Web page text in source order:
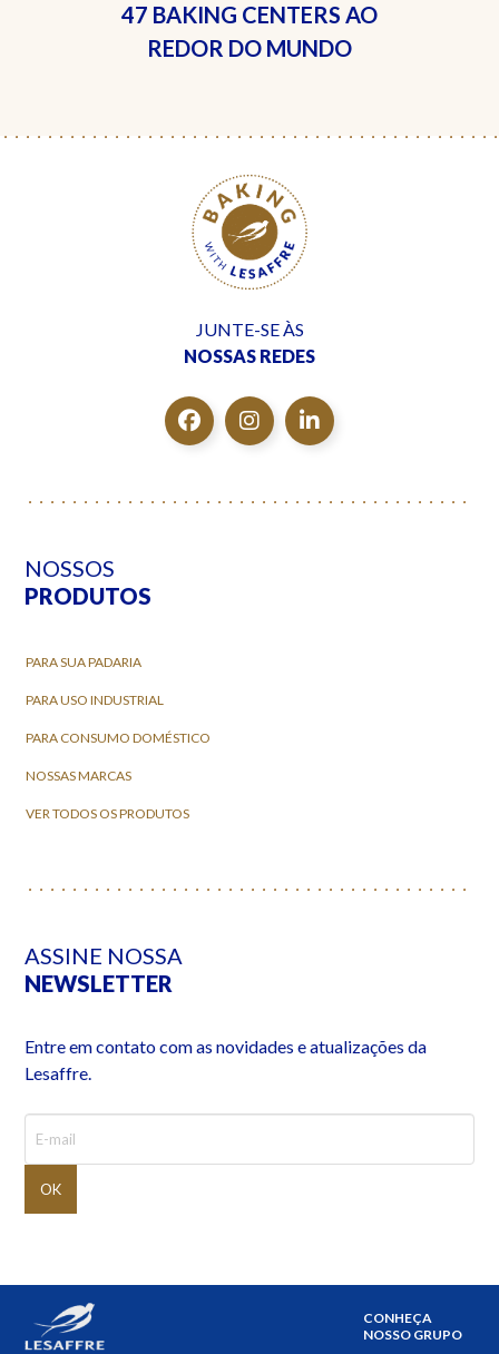
47 BAKING CENTERS AO
REDOR DO MUNDO
JUNTE-SE ÀS
NOSSAS REDES
NOSSOS
PRODUTOS
PARA SUA PADARIA
PARA USO INDUSTRIAL
PARA CONSUMO DOMÉSTICO
NOSSAS MARCAS
VER TODOS OS PRODUTOS
ASSINE NOSSA
NEWSLETTER
Entre em contato com as novidades e atualizações da
Lesaffre.
CONHEÇA
NOSSO GRUPO